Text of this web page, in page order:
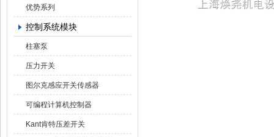
优势系列
控制系统模块
柱塞泵
压力开关
图尔克感应开关传感器
可编程计算机控制器
Kant肯特压差开关